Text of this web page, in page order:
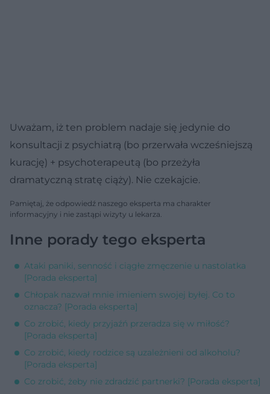
Uważam, iż ten problem nadaje się jedynie do
konsultacji z psychiatrą (bo przerwała wcześniejszą
kurację) + psychoterapeutą (bo przeżyła
dramatyczną stratę ciąży). Nie czekajcie.
Pamiętaj, że odpowiedź naszego eksperta ma charakter
informacyjny i nie zastąpi wizyty u lekarza.
Inne porady tego eksperta
Ataki paniki, senność i ciągłe zmęczenie u nastolatka
[Porada eksperta]
Chłopak nazwał mnie imieniem swojej byłej. Co to
oznacza? [Porada eksperta]
Co zrobić, kiedy przyjaźń przeradza się w miłość?
[Porada eksperta]
Co zrobić, kiedy rodzice są uzależnieni od alkoholu?
[Porada eksperta]
Co zrobić, żeby nie zdradzić partnerki? [Porada eksperta]